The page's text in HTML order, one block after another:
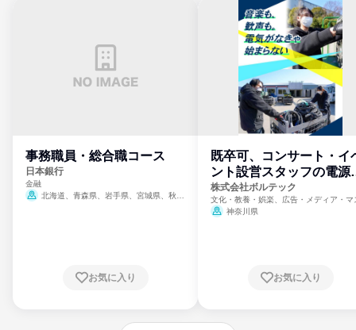
事務職員・総合職コース
日本銀行
金融
北海道、青森県、岩手県、宮城県、秋田
崎県、熊本県、大分県、宮崎県、鹿児島県、
お気に入り
既卒可、コンサート・イ
ント設営スタッフの電源
門
株式会社ボルテック
文化・教養・娯楽、広告・メディア・マ
ミ、電力・ガス・水道・エネルギー
神奈川県
お気に入り